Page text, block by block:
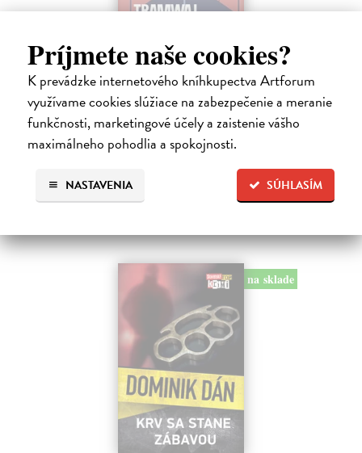
Príjmete naše cookies?
K prevádzke internetového kníhkupectva Artforum
využívame cookies slúžiace na zabezpečenie a meranie
funkčnosti, marketingové účely a zaistenie vášho
maximálneho pohodlia a spokojnosti.
SÚHLASÍM
NASTAVENIA
Tramwaj na Sachsenberg
Sagitarius Petr| Kniha
Tramwaj Cafe je kavárna v polském Těšíně a zároveň místo, kde se
sbíhají všechny nitky související s dalším brutálním zločinem, který
musí vyřešit Roman Saran, major ostravské kriminálky, a jeho tým.
Jak…
15,91 €
na sklade